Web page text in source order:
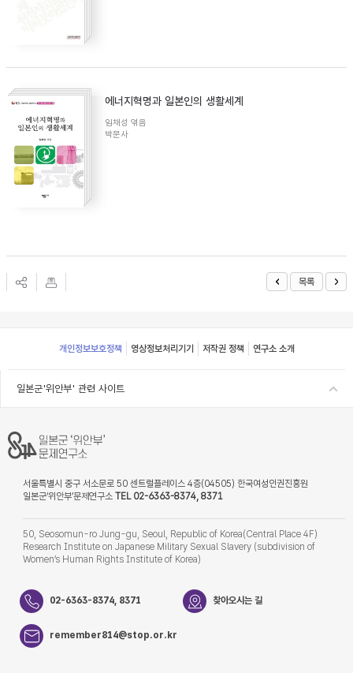
에너지혁명과 일본인의 생활세계
임채성 엮음
박문사
목록
Footer
개인정보보호정책 영상정보처리기기 저작권 정책 연구소 소개
일본군'위안부' 관련 사이트
서울특별시 중구 서소문로 50 센트럴플레이스 4층(04505) 한국여성인권진흥원
일본군‘위안부’문제연구소 TEL 02-6363-8374, 8371
50, Seosomun-ro Jung-gu, Seoul, Republic of Korea(Central Place 4F)
Research Institute on Japanese Military Sexual Slavery (subdivision of
Women’s Human Rights Institute of Korea)
02-6363-8374, 8371 찾아오시는 길
remember814@stop.or.kr